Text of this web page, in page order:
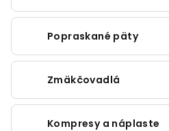
Popraskané päty
Zmäkčovadlá
Kompresy a náplaste